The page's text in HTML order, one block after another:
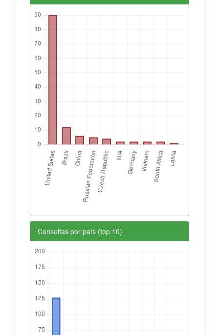
Consultas por país (top 10)